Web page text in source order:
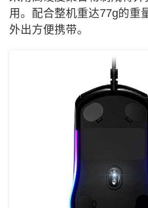
用。配合整机重达77g的重
外出方便携带。